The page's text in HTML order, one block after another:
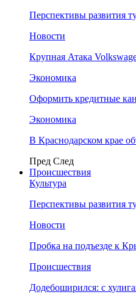
Перспективы развития
Новости
Крупная Атака
Экономика
Оформить кредитные
Экономика
В Краснодарском крае
Пред След
Происшествия
Культура
Перспективы развития
Новости
Пробка на подъезде к
Происшествия
Додебоширился: с